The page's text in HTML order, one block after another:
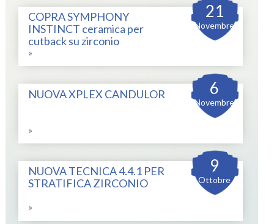
21
Novembre
COPRA SYMPHONY
INSTINCT ceramica per
cutback su zirconio
»
6
Novembre
NUOVA XPLEX CANDULOR
»
9
Ottobre
NUOVA TECNICA 4.4.1 PER
STRATIFICA ZIRCONIO
»